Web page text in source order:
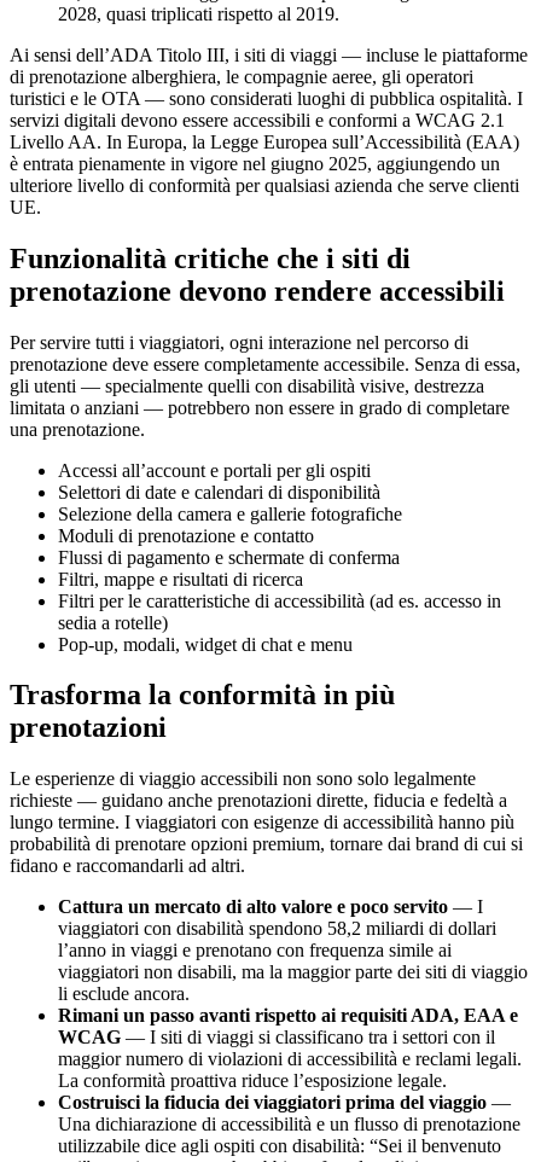
2028, quasi triplicati rispetto al 2019.
Ai sensi dell’ADA Titolo III, i siti di viaggi — incluse le piattaforme
di prenotazione alberghiera, le compagnie aeree, gli operatori
turistici e le OTA — sono considerati luoghi di pubblica ospitalità. I
servizi digitali devono essere accessibili e conformi a WCAG 2.1
Livello AA. In Europa, la Legge Europea sull’Accessibilità (EAA)
è entrata pienamente in vigore nel giugno 2025, aggiungendo un
ulteriore livello di conformità per qualsiasi azienda che serve clienti
UE.
Funzionalità critiche che i siti di
prenotazione devono rendere accessibili
Per servire tutti i viaggiatori, ogni interazione nel percorso di
prenotazione deve essere completamente accessibile. Senza di essa,
gli utenti — specialmente quelli con disabilità visive, destrezza
limitata o anziani — potrebbero non essere in grado di completare
una prenotazione.
Accessi all’account e portali per gli ospiti
Selettori di date e calendari di disponibilità
Selezione della camera e gallerie fotografiche
Moduli di prenotazione e contatto
Flussi di pagamento e schermate di conferma
Filtri, mappe e risultati di ricerca
Filtri per le caratteristiche di accessibilità (ad es. accesso in
sedia a rotelle)
Pop-up, modali, widget di chat e menu
Trasforma la conformità in più
prenotazioni
Le esperienze di viaggio accessibili non sono solo legalmente
richieste — guidano anche prenotazioni dirette, fiducia e fedeltà a
lungo termine. I viaggiatori con esigenze di accessibilità hanno più
probabilità di prenotare opzioni premium, tornare dai brand di cui si
fidano e raccomandarli ad altri.
Cattura un mercato di alto valore e poco servito — I
viaggiatori con disabilità spendono 58,2 miliardi di dollari
l’anno in viaggi e prenotano con frequenza simile ai
viaggiatori non disabili, ma la maggior parte dei siti di viaggio
li esclude ancora.
Rimani un passo avanti rispetto ai requisiti ADA, EAA e
WCAG — I siti di viaggi si classificano tra i settori con il
maggior numero di violazioni di accessibilità e reclami legali.
La conformità proattiva riduce l’esposizione legale.
Costruisci la fiducia dei viaggiatori prima del viaggio —
Una dichiarazione di accessibilità e un flusso di prenotazione
utilizzabile dice agli ospiti con disabilità: “Sei il benvenuto